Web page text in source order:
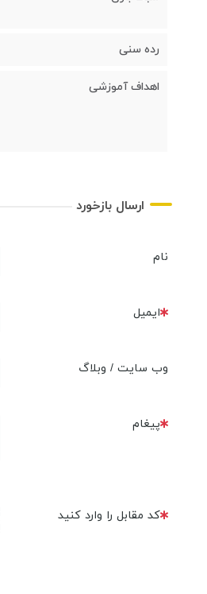
رده سنی
اهداف آموزشی
ارسال بازخورد
نام
ایمیل
وب سایت / وبلاگ
پیغام
کد مقابل را وارد کنید